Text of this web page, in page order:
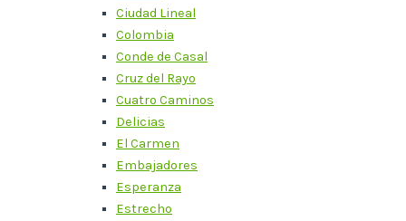
Ciudad Lineal
Colombia
Conde de Casal
Cruz del Rayo
Cuatro Caminos
Delicias
El Carmen
Embajadores
Esperanza
Estrecho